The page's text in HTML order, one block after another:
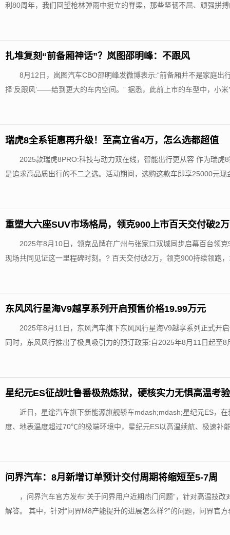
利80周年，我们回望枪林弹雨中挺立的脊梁，那些坚韧不屈、顽强拼
扎堆复刻“前备厢神话”？岚图邵明峰：不跟风
8月12日，岚图汽车CBO邵明峰发微博表示:“前备厢并不是家庭
择‘反跟风’——给到更大的车内空间。” 据悉，此前上市的车型中，小
瑞虎8全系钜惠再升级！至高立省4万，怎么选都超值
2025款瑞虎8PRO:科技与动力双在线，智能出行更从容 作为瑞
是追求高品质出行的不二之选。活动期间，选购这款车即享25000元
重塑大六座SUV市场格局，领克900上市百天交付破2
2025年8月10日，领克品牌在广州与张家口双城同步启幕百台领
现场共同见证这一里程碑时刻。? 百天交付破2万，领克900持续领跑
东风风行星海V9越享系列开启预售价格19.99万元
2025年8月11日，东风汽车旗下东风风行星海V9越享系列正式开
同时，东风风行推出了极具吸引力的预订政策:自2025年8月11日起至
星纪元ES征战吐鲁番极热炼狱，硬核实力无惧高温考验
近日，星途汽车旗下新能源旗舰轿车mdash;mdash;星纪元ES，
度、地表温度超过70℃的极端环境中，星纪元ES以高温续航、极速补
问界汽车：8月新增订单预计交付周期将缩短至5-7周
，问界汽车官方发布“关于问界用户近期热门问题”，针对高温技
解答。 其中，针对“问界M8产能提升的进展怎么样?”的问题，问界官